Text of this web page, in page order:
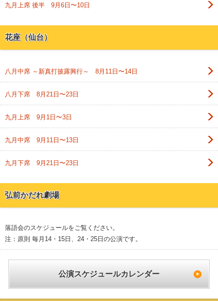
九月上席 後半 9月6日〜10日
花座（仙台）
八月中席 ～新真打披露興行～ 8月11日〜14日
八月下席 8月21日〜23日
九月上席 9月1日〜3日
九月中席 9月11日〜13日
九月下席 9月21日〜23日
弘前かだれ劇場
落語会のスケジュールをご覧ください。
注：原則 毎月14・15日、24・25日の公演です。
公演スケジュールカレンダー